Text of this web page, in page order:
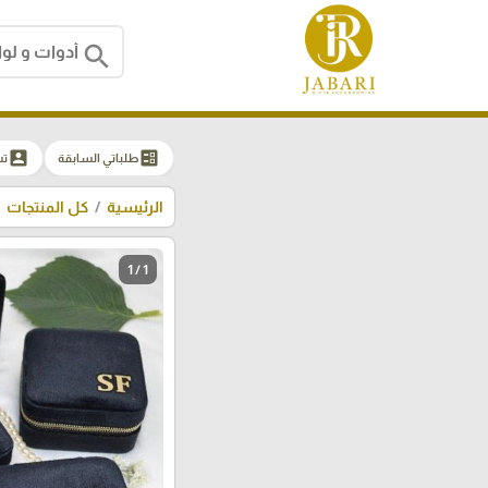
search
ballotطلباتي السابقة account_box
الرئيسية كل المنتجات
1 / 1